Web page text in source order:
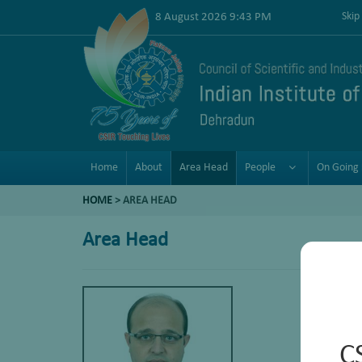
8 August 2026 9:43 PM
Home About Area Head People On Going
HOME > AREA HEAD
Area Head